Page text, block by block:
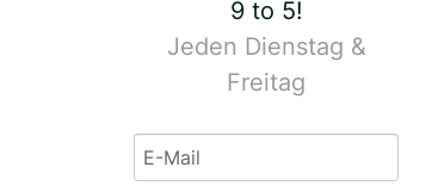
9 to 5!
Jeden Dienstag &
Freitag